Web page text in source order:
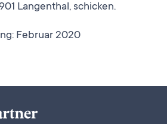
Langenthal, schicken.
Februar 2020